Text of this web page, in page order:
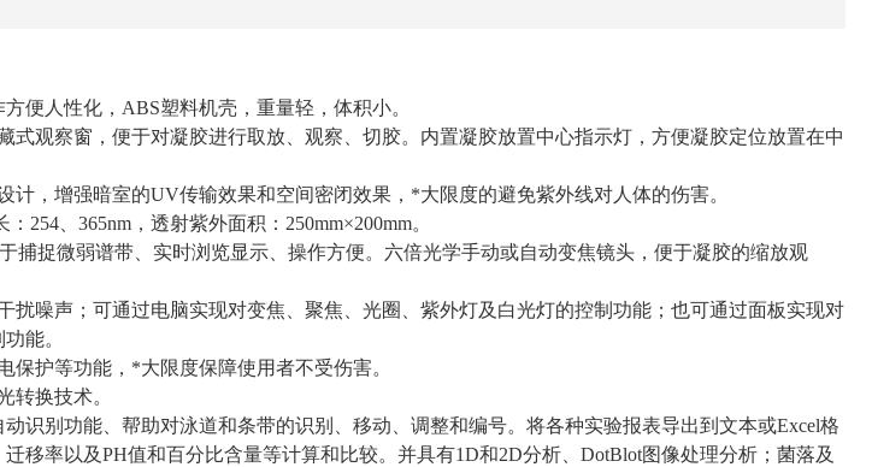
便人性化，ABS塑料机壳，重量轻，体积小。
式观察窗，便于对凝胶进行取放、观察、切胶。内置凝胶放置中心指示灯，方便凝胶定位放置在中
计，增强暗室的UV传输效果和空间密闭效果，*大限度的避免紫外线对人体的伤害。
254、365nm，透射紫外面积：250mm×200mm。
捕捉微弱谱带、实时浏览显示、操作方便。六倍光学手动或自动变焦镜头，便于凝胶的缩放观
扰噪声；可通过电脑实现对变焦、聚焦、光圈、紫外灯及白光灯的控制功能；也可通过面板实现对
能。
保护等功能，*大限度保障使用者不受伤害。
转换技术。
识别功能、帮助对泳道和条带的识别、移动、调整和编号。将各种实验报表导出到文本或Excel格
移率以及PH值和百分比含量等计算和比较。并具有1D和2D分析、DotBlot图像处理分析；菌落及